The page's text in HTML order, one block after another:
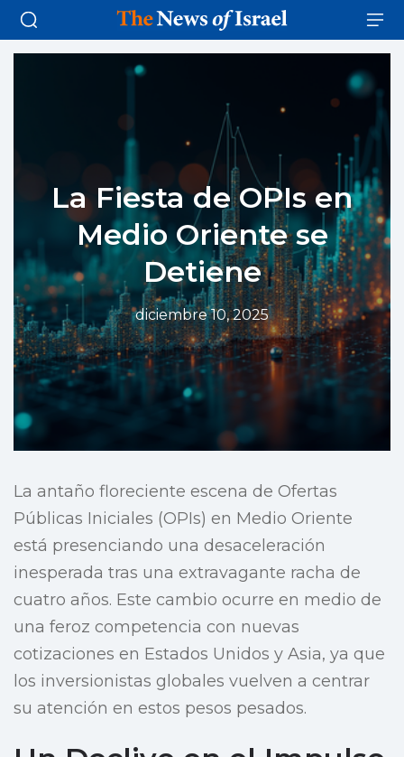
La Fiesta de OPIs en
Medio Oriente se
Detiene
diciembre 10, 2025
La antaño floreciente escena de Ofertas
Públicas Iniciales (OPIs) en Medio Oriente
está presenciando una desaceleración
inesperada tras una extravagante racha de
cuatro años. Este cambio ocurre en medio de
una feroz competencia con nuevas
cotizaciones en Estados Unidos y Asia, ya que
los inversionistas globales vuelven a centrar
su atención en estos pesos pesados.